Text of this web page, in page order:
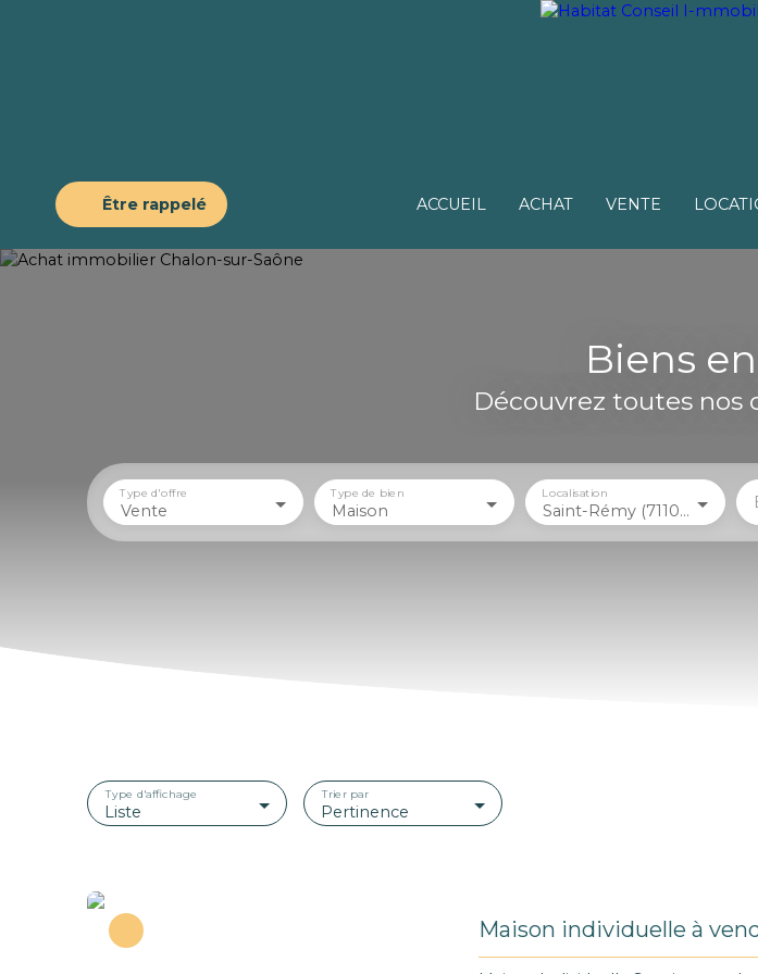
Être rappelé ACCUEIL ACHAT VENTE
Biens
Découvrez toutes nos
Vente
Type d'offre
Maison
Type de bien
Saint-Rémy (71100)
Localisation
Liste
Type d'affichage
Pertinence
Trier par
Maison individuelle à
71100